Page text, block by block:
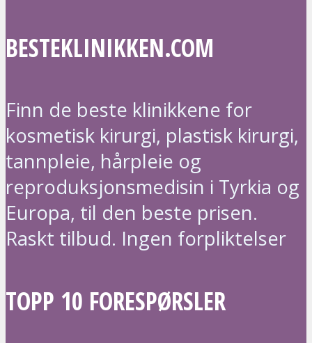
BESTEKLINIKKEN.COM
Finn de beste klinikkene for
kosmetisk kirurgi, plastisk kirurgi,
tannpleie, hårpleie og
reproduksjonsmedisin i Tyrkia og
Europa, til den beste prisen.
Raskt tilbud. Ingen forpliktelser
TOPP 10 FORESPØRSLER